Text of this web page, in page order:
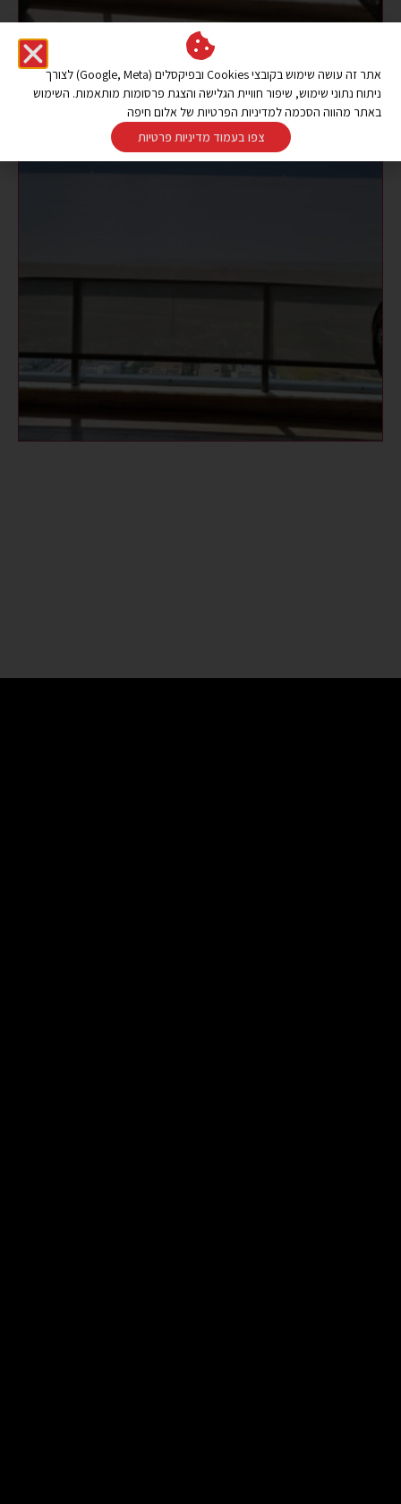
אתר זה עושה שימוש בקובצי Cookies ובפיקסלים (Google, Meta) לצורך
ניתוח נתוני שימוש, שיפור חוויית הגלישה והצגת פרסומות מותאמות. השימוש
באתר מהווה הסכמה למדיניות הפרטיות של אלום חיפה
צפו בעמוד מדיניות פרטיות